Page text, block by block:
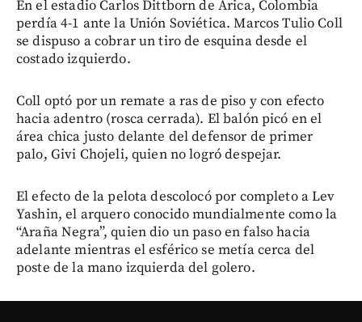
En el estadio Carlos Dittborn de Arica, Colombia
perdía 4-1 ante la Unión Soviética. Marcos Tulio Coll
se dispuso a cobrar un tiro de esquina desde el
costado izquierdo.
Coll optó por un remate a ras de piso y con efecto
hacia adentro (rosca cerrada). El balón picó en el
área chica justo delante del defensor de primer
palo, Givi Chojeli, quien no logró despejar.
El efecto de la pelota descolocó por completo a Lev
Yashin, el arquero conocido mundialmente como la
“Araña Negra”, quien dio un paso en falso hacia
adelante mientras el esférico se metía cerca del
poste de la mano izquierda del golero.